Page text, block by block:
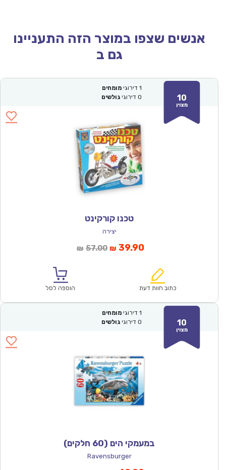
אנשים שצפו במוצר הזה התעניינו
גם ב
10
מצוין
1 דירוגי מומחים
0 דירוגי גולשים
טכנו קורקינט
יצירה
₪ 57.00המחיר
₪57.00.
₪ 39.90המחיר
הוא:
כתוב חוות דעת הוספה לסל
10
מצוין
1 דירוגי מומחים
0 דירוגי גולשים
במעמקי הים (60 חלקים)
Ravensburger